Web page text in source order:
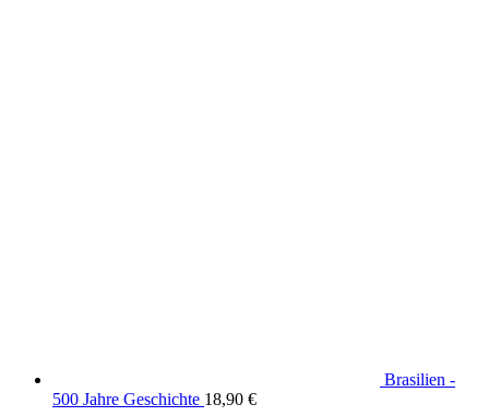
Brasilien -
500 Jahre Geschichte 18,90 €